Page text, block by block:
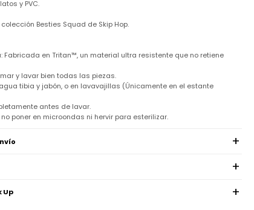
y PVC.
Besties Squad de Skip Hop.
en Tritan™, un material ultra resistente que no retiene
y lavar bien todas las piezas.
tibia y jabón, o en lavavajillas (Únicamente en el estante
antes de lavar.
poner en microondas ni hervir para esterilizar.
Up